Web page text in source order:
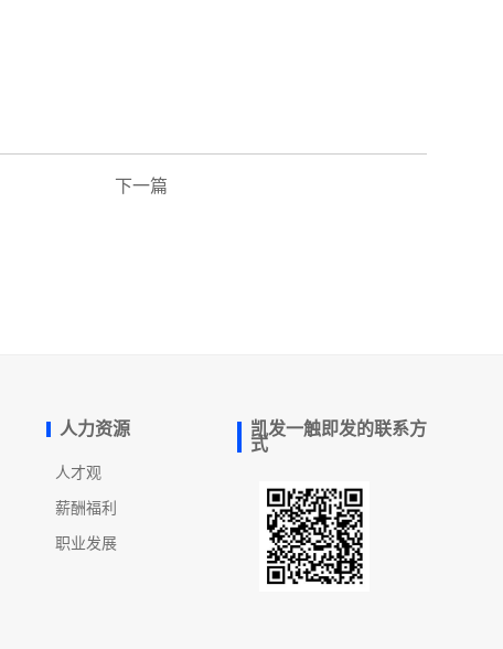
下一篇
人力资源
人才观
薪酬福利
职业发展
凯发一触即发的联系方
式